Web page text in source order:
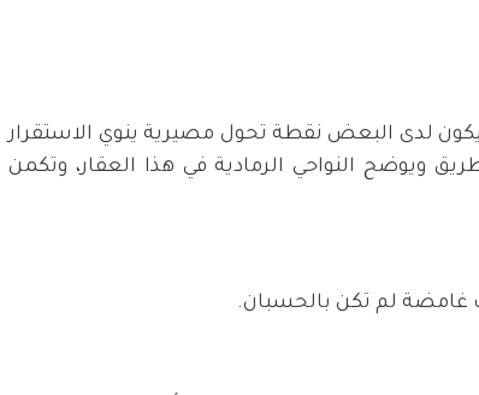
لدى البعض نقطة تحول مصيرية ينوي الاستقرار
ويوضح النواحي الرمادية في هذا العقار، وتكمن
غامضة لم تكن بالحسبان.